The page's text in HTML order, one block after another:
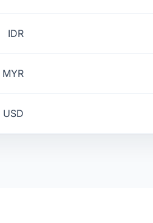
IDR
MYR
USD